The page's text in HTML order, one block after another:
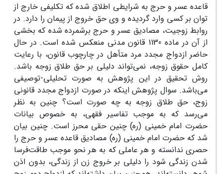
قاعده عسر و حرج به شرایطی اطلاق شده که تکلیفی خارج از
توان بر کسی وارد گردیده و وی حق خروج از پیمان را دارد. در
روابط زوجیت، مصادیق عسر و حرج برشمرده شده که بخشی
از آن در ماده 1130 قانون مدنی منعکس‌ شده است. در حال
حاضر ازدواج مجدد مرد متأهل در چارچوب قانون، با رعایت
کامل حقوق زوجه، نمی‌تواند دلیلی بر حق طلاق زوجه باشد.
روش تحقیق در این پژوهش به صورت تحلیلی-توصیفی
می‌باشد. سوال پژوهش اینکه در صورت ازدواج مجدد قانونی
زوج، حق طلاق زوجه به چه صورت است؟ چنین به نظر
می‌رسد که به موجب تفاسیر فقهی، به خصوص بیانات
حضرت امام خمینی (ره) چنین حقی محرز است. چنین بیان
شد که حضرت امام خمینی (ره) مصادیق قاعده عسر و حرج را
حصری ندانسته و هر عاملی که به هر نحو موجب طاقت‌فرسا
شدن زندگی شود را دلیلی بر خروج زن از زندگی، بدون اذن